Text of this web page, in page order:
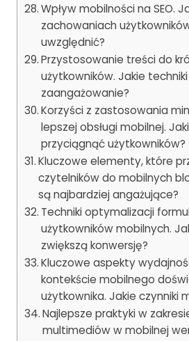
Wpływ mobilności na SEO.
zachowaniach
uwzględnić?
Przystosowanie treści do
użytkowników. Jakie
zaangażowanie?
Korzyści z zastosowania
lepszej obsługi mobilnej.
przyciągnąć użytkowników?
Kluczowe elementy, które
czytelników do mobilnych
są najbardziej angażujące?
Techniki optymalizacji
użytkowników mobilnych.
zwiększą konwersję?
Kluczowe aspekty
kontekście mobilnego
użytkownika. Jakie czynniki
Najlepsze praktyki w
multimediów w mobilnej